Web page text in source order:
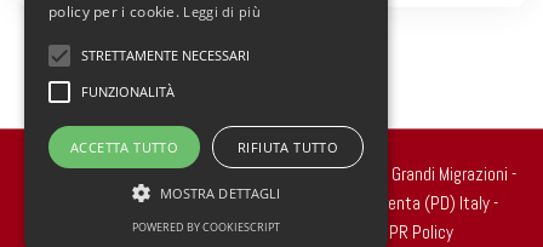
Copyright 2022 © all rights reserved. - Centro Studi Grandi Migrazioni -
Via Ragazzi del ’99, n.2 - 35010 Carmignano di Brenta (PD) Italy -
Cod.Fisc. 90020250289Cookie Policy GDPR Policy
policy per i cookie. Leggi di più
STRETTAMENTE NECESSARI
FUNZIONALITÀ
ACCETTA TUTTO RIFIUTA TUTTO
MOSTRA DETTAGLI
POWERED BY COOKIESCRIPT